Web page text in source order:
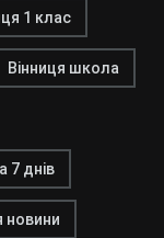
1 клас
Вінниця школа
7 днів
новини